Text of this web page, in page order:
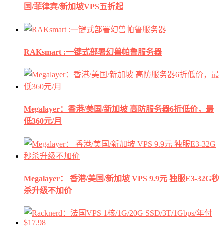
国/菲律宾/新加坡VPS五折起
RAKsmart :一键式部署幻兽帕鲁服务器
Megalayer：香港/美国/新加坡 高防服务器6折低价，最
低360元/月
Megalayer： 香港/美国/新加坡 VPS 9.9元 独服E3-32G秒
杀升级不加价